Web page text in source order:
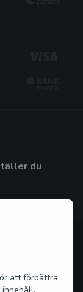
du
att förbättra